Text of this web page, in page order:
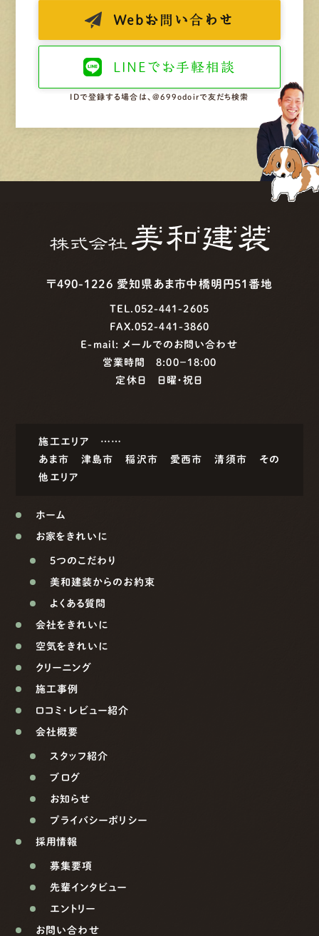
Web お問い合わせ
LINEで お手軽相談
IDで登録する場合は、@699odoirで友だち検索
〒490-1226 愛知県あま市中橋明円51番地
TEL.052-441-2605
FAX.052-441-3860
E-mail: メールでのお問い合わせ
営業時間 8:00−18:00
定休日 日曜・祝日
施工エリア ……
あま市
津島市 稲沢市 愛西市 清須市
その
他エリア
ホーム
お家をきれいに
5つのこだわり
美和建装からのお約束
よくある質問
会社をきれいに
空気をきれいに
クリーニング
施工事例
口コミ・レビュー紹介
会社概要
スタッフ紹介
ブログ
お知らせ
プライバシーポリシー
採用情報
募集要項
先輩インタビュー
エントリー
お問い合わせ